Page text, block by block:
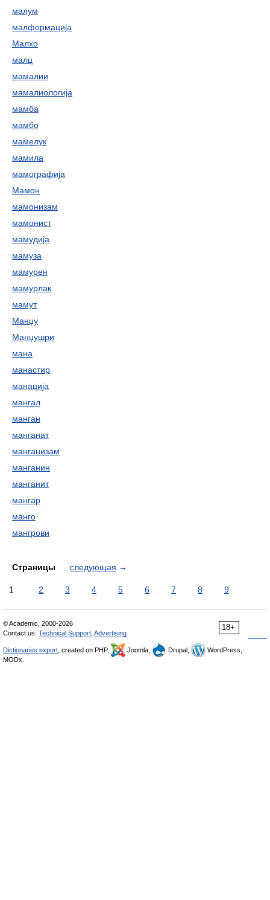
малум
малформација
Малхо
малц
мамалии
мамалиологија
мамба
мамбо
мамелук
мамила
мамографија
Мамон
мамонизам
мамонист
мамудија
мамуза
мамурен
мамурлак
мамут
Манџу
Манџушри
мана
манастир
манација
мангал
манган
манганат
манганизам
манганин
манганит
мангар
манго
мангрови
Страницы следующая →
1 2 3 4 5 6 7 8 9
18+
© Academic, 2000-2026
Contact us: Technical Support Advertising
Dictionaries export , created on PHP, Joomla, Drupal,
WordPress,
MODx.